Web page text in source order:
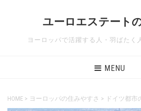
ユーロエステート
ヨーロッパで活躍する人・羽ばたく
MENU
HOME > ヨーロッパの住みやすさ > ドイツ都市